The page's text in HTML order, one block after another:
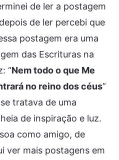
de ler a postagem
de ler percebi que
postagem era uma
das Escrituras na
“Nem todo o que Me
no reino dos céus”
tratava de uma
de inspiração e luz.
como amigo, de
ver mais postagens em